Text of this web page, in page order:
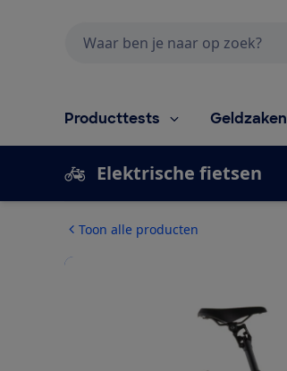
Producttests Geldzaken
Elektrische fietsen
Toon alle producten